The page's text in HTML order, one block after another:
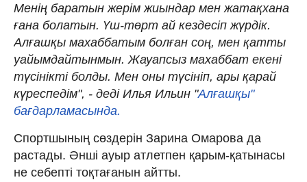
Менің баратын жерім жиындар мен жатақхана
ғана болатын. Үш-төрт ай кездесіп жүрдік.
Алғашқы махаббатым болған соң, мен қатты
уайымдайтынмын. Жауапсыз махаббат екені
түсінікті болды. Мен оны түсініп, ары қарай
күреспедім", - деді Илья Ильин "Алғашқы"
бағдарламасында.
Спортшының сөздерін Зарина Омарова да
растады. Әнші ауыр атлетпен қарым-қатынасы
не себепті тоқтағанын айтты.